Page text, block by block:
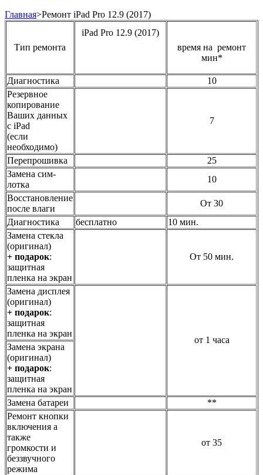
Главная>Ремонт iPad Pro 12.9 (2017)​
Тип ремонта
iPad Pro 12.9 (2017)
время на ремонт
мин*
Диагностика
10
Резервное
копирование
Ваших данных
с iPad
(если
необходимо)
7
Перепрошивка
25
Замена сим-
лотка
10
Восстановление
после влаги
От 30
Диагностика
бесплатно
10 мин.
Замена стекла
(оригинал)
+ подарок:
защитная
пленка на экран
От 50 мин.
Замена дисплея
(оригинал)
+ подарок:
защитная
пленка на экран
от 1 часа
Замена экрана
(оригинал)
+ подарок:
защитная
пленка на экран
Замена батареи
**
Ремонт кнопки
включения а
также
громкости и
беззвучного
режима
от 35